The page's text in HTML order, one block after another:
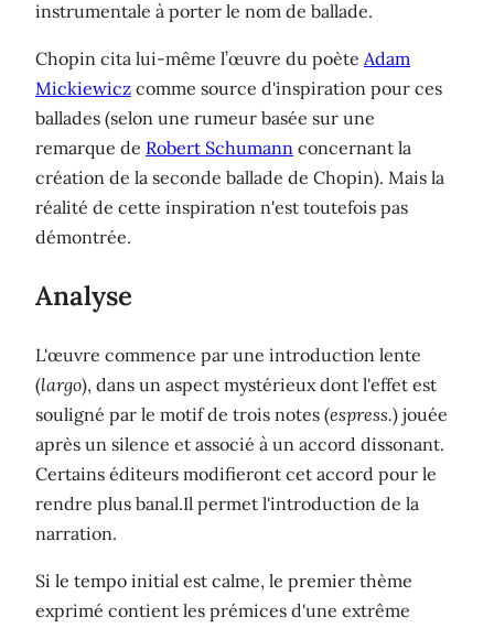
instrumentale à porter le nom de ballade.
Chopin cita lui-même l’œuvre du poète Adam
Mickiewicz comme source d'inspiration pour ces
ballades (selon une rumeur basée sur une
remarque de Robert Schumann concernant la
création de la seconde ballade de Chopin). Mais la
réalité de cette inspiration n'est toutefois pas
démontrée.
Analyse
L'œuvre commence par une introduction lente
(largo), dans un aspect mystérieux dont l'effet est
souligné par le motif de trois notes (espress.) jouée
après un silence et associé à un accord dissonant.
Certains éditeurs modifieront cet accord pour le
rendre plus banal.Il permet l'introduction de la
narration.
Si le tempo initial est calme, le premier thème
exprimé contient les prémices d'une extrême